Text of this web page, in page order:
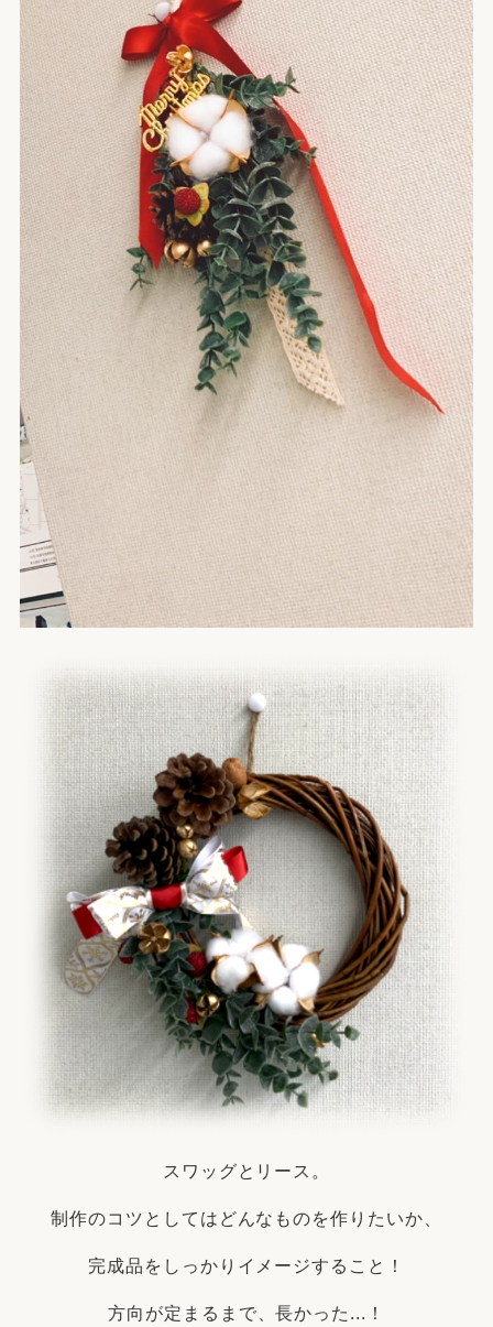
スワッグとリース。
制作のコツとしてはどんなものを作りたいか、
完成品をしっかりイメージすること！
方向が定まるまで、長かった...！